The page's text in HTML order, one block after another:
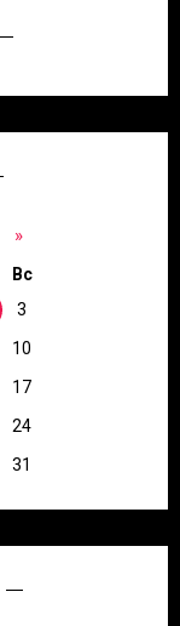
»
Вс
3
10
17
24
31